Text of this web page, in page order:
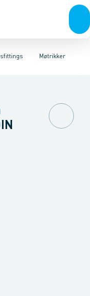
stål PlastIndustri
fittings
Møtrikker
med nippelOvergange